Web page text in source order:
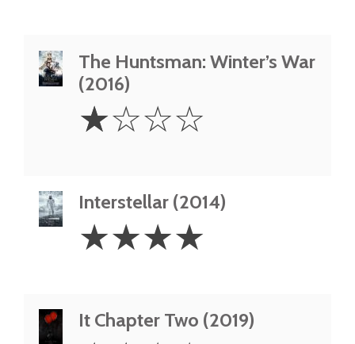
The Huntsman: Winter’s War
(2016)
Star
☆☆☆☆
Interstellar (2014)
Stars
☆☆☆☆
It Chapter Two (2019)